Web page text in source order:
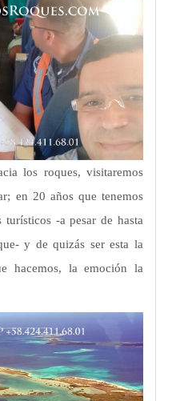
los roques, visitaremos
en 20 años que tenemos
turísticos -a pesar de hasta
y de quizás ser esta la
hacemos, la emoción la